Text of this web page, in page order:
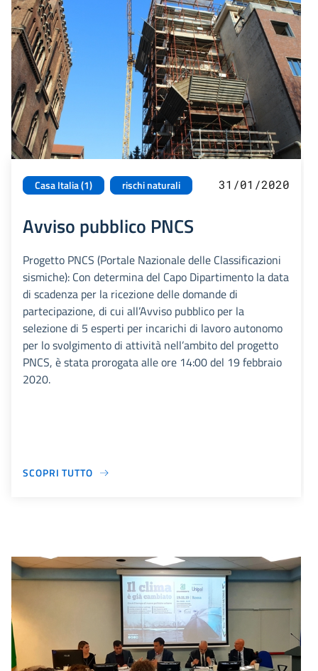
Casa Italia (1) rischi naturali 31/01/2020
Avviso pubblico PNCS
Progetto PNCS (Portale Nazionale delle Classificazioni
sismiche): Con determina del Capo Dipartimento la data
di scadenza per la ricezione delle domande di
partecipazione, di cui all’Avviso pubblico per la
selezione di 5 esperti per incarichi di lavoro autonomo
per lo svolgimento di attività nell’ambito del progetto
PNCS, è stata prorogata alle ore 14:00 del 19 febbraio
2020.
SCOPRI TUTTO